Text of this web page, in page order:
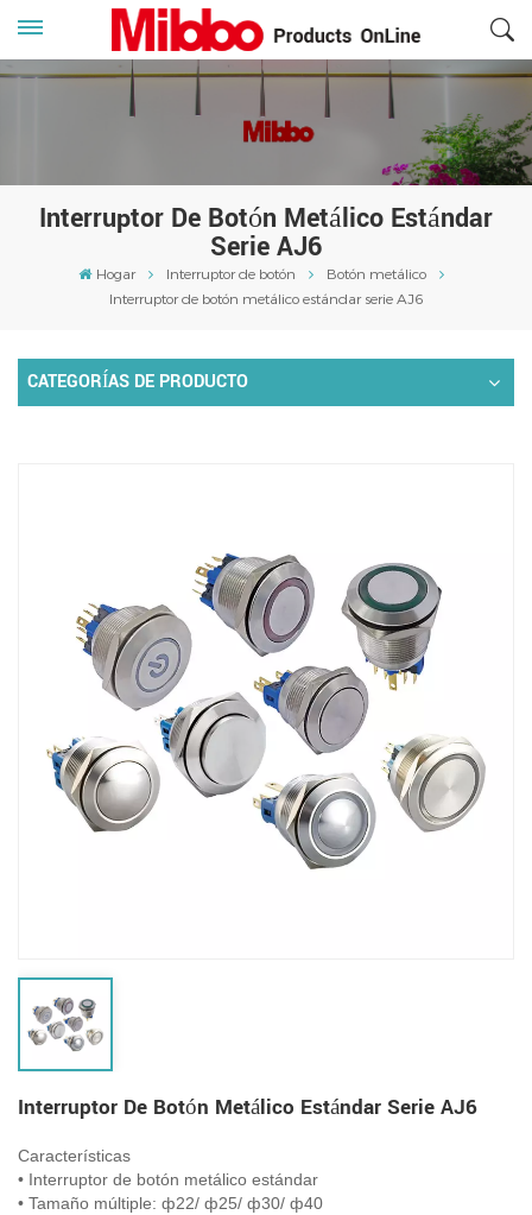
Interruptor De Botón Metálico Estándar
Serie AJ6
Hogar Interruptor de botón
Botón metálico
Interruptor de botón metálico estándar serie AJ6
CATEGORÍAS DE PRODUCTO
Interruptor De Botón Metálico Estándar Serie AJ6
Características
• Interruptor de botón metálico estándar
• Tamaño múltiple: ф22/ ф25/ ф30/ ф40